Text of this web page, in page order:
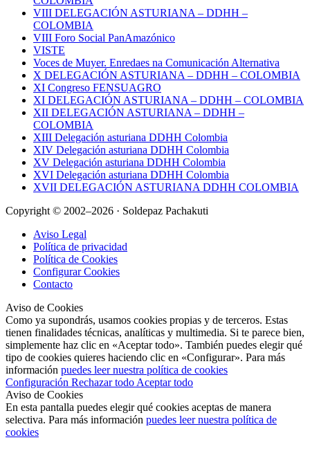
VIII DELEGACIÓN ASTURIANA – DDHH –
COLOMBIA
VIII Foro Social PanAmazónico
VISTE
Voces de Muyer. Enredaes na Comunicación Alternativa
X DELEGACIÓN ASTURIANA – DDHH – COLOMBIA
XI Congreso FENSUAGRO
XI DELEGACIÓN ASTURIANA – DDHH – COLOMBIA
XII DELEGACIÓN ASTURIANA – DDHH –
COLOMBIA
XIII Delegación asturiana DDHH Colombia
XIV Delegación asturiana DDHH Colombia
XV Delegación asturiana DDHH Colombia
XVI Delegación asturiana DDHH Colombia
XVII DELEGACIÓN ASTURIANA DDHH COLOMBIA
Copyright © 2002–2026 · Soldepaz Pachakuti
Aviso Legal
Política de privacidad
Política de Cookies
Configurar Cookies
Contacto
Aviso de Cookies
Como ya supondrás, usamos cookies propias y de terceros. Estas
tienen finalidades técnicas, analíticas y multimedia. Si te parece bien,
simplemente haz clic en «Aceptar todo». También puedes elegir qué
tipo de cookies quieres haciendo clic en «Configurar». Para más
información puedes leer nuestra política de cookies
Configuración Rechazar todo Aceptar todo
Aviso de Cookies
En esta pantalla puedes elegir qué cookies aceptas de manera
selectiva. Para más información puedes leer nuestra política de
cookies